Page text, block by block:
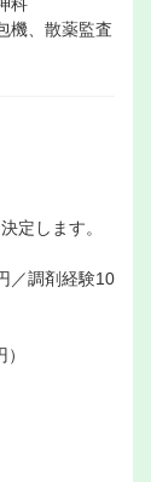
科
機、散薬監査
定します。
／調剤経験10